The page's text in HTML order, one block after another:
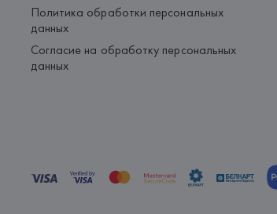
Политика обработки персональных
данных
Согласие на обработку персональных
данных